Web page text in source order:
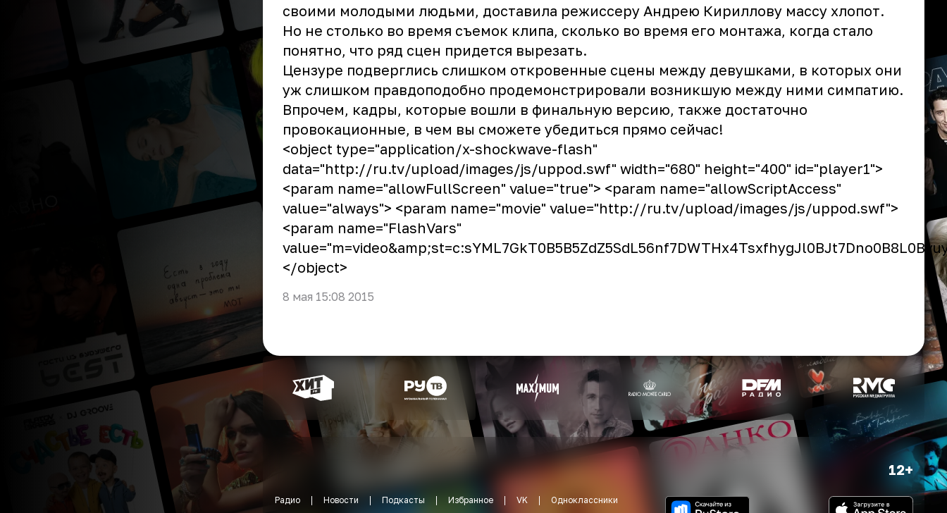
своими молодыми людьми, доставила режиссеру Андрею Кириллову массу хлопот.
Но не столько во время съемок клипа, сколько во время его монтажа, когда стало
понятно, что ряд сцен придется вырезать.
Цензуре подверглись слишком откровенные сцены между девушками, в которых они
уж слишком правдоподобно продемонстрировали возникшую между ними симпатию.
Впрочем, кадры, которые вошли в финальную версию, также достаточно
провокационные, в чем вы сможете убедиться прямо сейчас!
<object type="application/x-shockwave-flash"
data="http://ru.tv/upload/images/js/uppod.swf" width="680" height="400" id="player1">
<param name="allowFullScreen" value="true"> <param name="allowScriptAccess"
value="always"> <param name="movie" value="http://ru.tv/upload/images/js/uppod.swf">
<param name="FlashVars"
</object>
8 мая 15:08 2015
12+
Радио Новости Подкасты Избранное VK Одноклассники